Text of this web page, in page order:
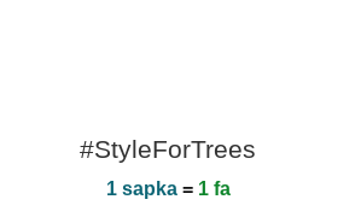
#StyleForTrees
1 sapka= 1 fa